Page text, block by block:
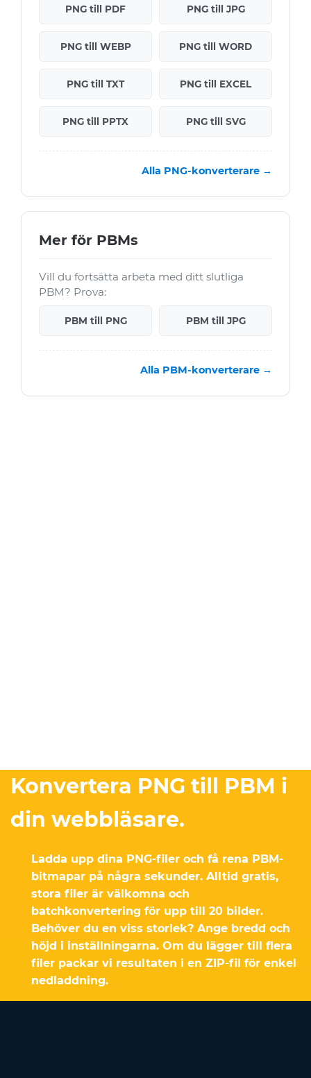
PNG till PDF PNG till JPG
PNG till WEBP PNG till WORD
PNG till TXT PNG till EXCEL
PNG till PPTX PNG till SVG
Alla PNG-konverterare →
Mer för PBMs
Vill du fortsätta arbeta med ditt slutliga
PBM? Prova:
PBM till PNG PBM till JPG
Alla PBM-konverterare →
Konvertera PNG till PBM i
din webbläsare.
Ladda upp dina PNG-filer och få rena PBM-
bitmapar på några sekunder. Alltid gratis,
stora filer är välkomna och
batchkonvertering för upp till 20 bilder.
Behöver du en viss storlek? Ange bredd och
höjd i inställningarna. Om du lägger till flera
filer packar vi resultaten i en ZIP-fil för enkel
nedladdning.